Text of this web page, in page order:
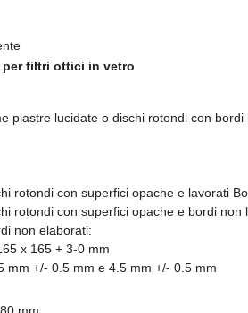
per filtri ottici in vetro
piastre lucidate o dischi rotondi con
rotondi con superfici opache e lavorati
rotondi con superfici opache e bordi non
non elaborati:
x 165 + 3-0 mm
mm +/- 0.5 mm e 4.5 mm +/- 0.5 mm